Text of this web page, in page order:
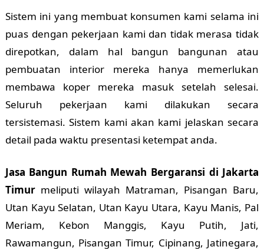
Sistem ini yang membuat konsumen kami selama ini
puas dengan pekerjaan kami dan tidak merasa tidak
direpotkan, dalam hal bangun bangunan atau
pembuatan interior mereka hanya memerlukan
membawa koper mereka masuk setelah selesai.
Seluruh pekerjaan kami dilakukan secara
tersistemasi. Sistem kami akan kami jelaskan secara
detail pada waktu presentasi ketempat anda.
Jasa Bangun Rumah Mewah Bergaransi di Jakarta
Timurmeliputi wilayah Matraman, Pisangan Baru,
Utan Kayu Selatan, Utan Kayu Utara, Kayu Manis, Pal
Meriam, Kebon Manggis, Kayu Putih, Jati,
Rawamangun, Pisangan Timur, Cipinang, Jatinegara,